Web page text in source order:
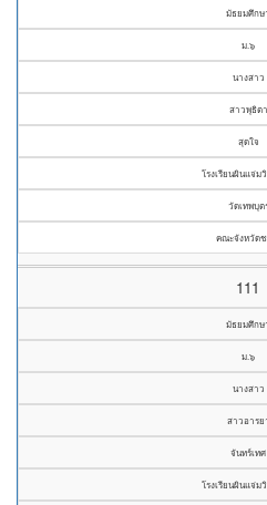
มัธยมศึกษ
ม.๖
นางสาว
สาวพุธิตา
สุดใจ
โรงเรียนผินแจ่ม
วัดเทพบุต
คณะจังหวัดช
111
มัธยมศึกษ
ม.๖
นางสาว
สาวอารย
จันทร์เทศ
โรงเรียนผินแจ่ม